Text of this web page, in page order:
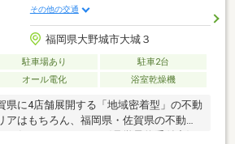
その他の交通
福岡県大野城市大城３
駐車場あり
駐車2台
オール電化 浴室乾燥機
に4店舗展開する「地域密着型」の不動
アはもちろん、福岡県・佐賀県の不動産